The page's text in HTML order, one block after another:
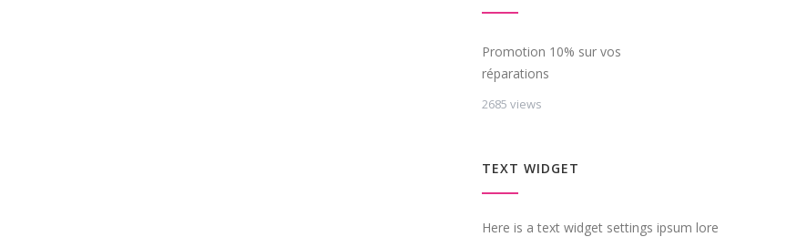
Promotion 10% sur vos
réparations
2685 views
TEXT WIDGET
Here is a text widget settings ipsum lore